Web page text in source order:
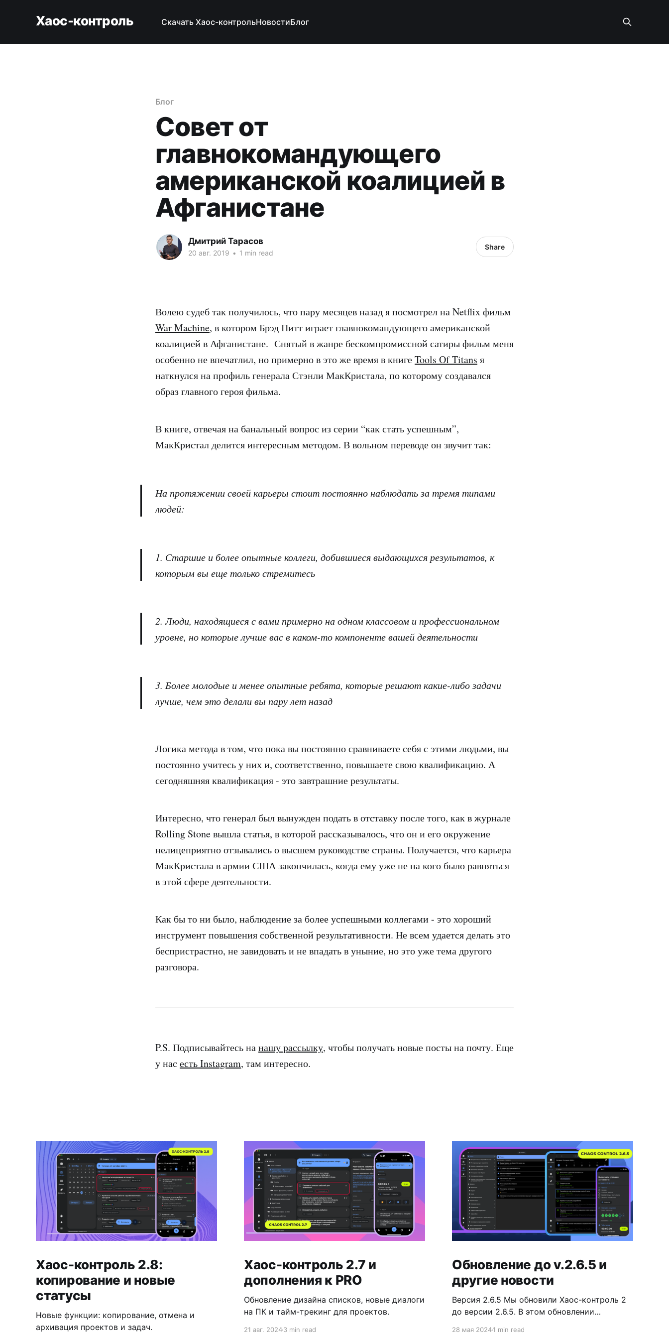
Хаос-контроль Скачать Хаос-контрольНовостиБлог
Блог
Совет от
главнокомандующего
американской коалицией в
Афганистане
Дмитрий Тарасов
20 авг. 2019 • 1 min read
Share
Волею судеб так получилось, что пару месяцев назад я посмотрел на Netflix фильм
War Machine, в котором Брэд Питт играет главнокомандующего американской
коалицией в Афганистане. Снятый в жанре бескомпромиссной сатиры фильм меня
особенно не впечатлил, но примерно в это же время в книгеTools Of Titans я
наткнулся на профиль генерала Стэнли МакКристала, по которому создавался
образ главного героя фильма.
В книге, отвечая на банальный вопрос из серии “как стать успешным”,
МакКристал делится интересным методом. В вольном переводе он звучит так:
На протяжении своей карьеры стоит постоянно наблюдать за тремя типами
людей:
1. Старшие и более опытные коллеги, добившиеся выдающихся результатов, к
которым вы еще только стремитесь
2. Люди, находящиеся с вами примерно на одном классовом и профессиональном
уровне, но которые лучше вас в каком-то компоненте вашей деятельности
3. Более молодые и менее опытные ребята, которые решают какие-либо задачи
лучше, чем это делали вы пару лет назад
Логика метода в том, что пока вы постоянно сравниваете себя с этими людьми, вы
постоянно учитесь у них и, соответственно, повышаете свою квалификацию. А
сегодняшняя квалификация - это завтрашние результаты.
Интересно, что генерал был вынужден подать в отставку после того, как в журнале
Rolling Stone вышла статья, в которой рассказывалось, что он и его окружение
нелицеприятно отзывались о высшем руководстве страны. Получается, что карьера
МакКристала в армии США закончилась, когда ему уже не на кого было равняться
в этой сфере деятельности.
Как бы то ни было, наблюдение за более успешными коллегами - это хороший
инструмент повышения собственной результативности. Не всем удается делать это
беспристрастно, не завидовать и не впадать в уныние, но это уже тема другого
разговора.
P.S. Подписывайтесь нанашу рассылку, чтобы получать новые посты на почту. Еще
у нас есть Instagram, там интересно.
Хаос-контроль 2.8:
копирование и новые
статусы
Новые функции: копирование, отмена и
архивация проектов и задач.
Хаос-контроль 2.7 и
дополнения к PRO
Обновление дизайна списков, новые диалоги
на ПК и тайм-трекинг для проектов.
21 авг. 20243 min read
Обновление до v.2.6.5 и
другие новости
Версия 2.6.5 Мы обновили Хаос-контроль 2
до версии 2.6.5. В этом обновлении
28 мая 20241 min read